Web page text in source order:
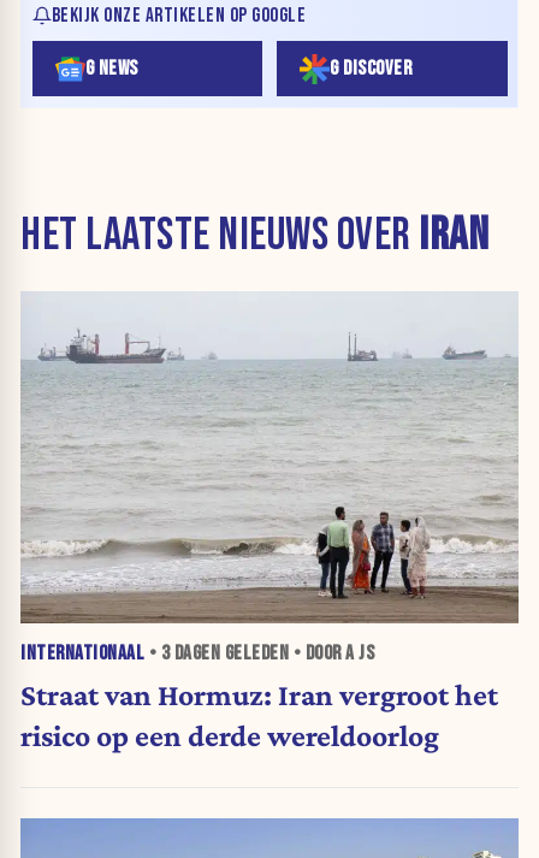
BEKIJK ONZE ARTIKELEN OP GOOGLE
G NEWS G DISCOVER
HET LAATSTE NIEUWS OVER IRAN
INTERNATIONAAL • 3 DAGEN GELEDEN • DOOR A JS
Straat van Hormuz: Iran vergroot het
risico op een derde wereldoorlog